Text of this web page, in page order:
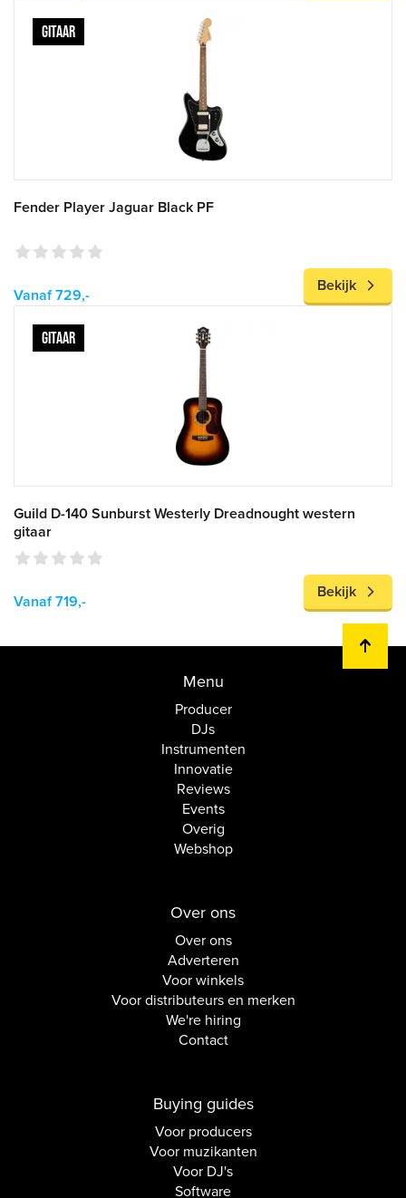
GITAAR
Fender Player Jaguar Black PF
Vanaf 729,-
Bekijk
GITAAR
Guild D-140 Sunburst Westerly Dreadnought western
gitaar
Vanaf 719,-
Bekijk
Menu
Producer
DJs
Instrumenten
Innovatie
Reviews
Events
Overig
Webshop
Over ons
Over ons
Adverteren
Voor winkels
Voor distributeurs en merken
We're hiring
Contact
Buying guides
Voor producers
Voor muzikanten
Voor DJ's
Software